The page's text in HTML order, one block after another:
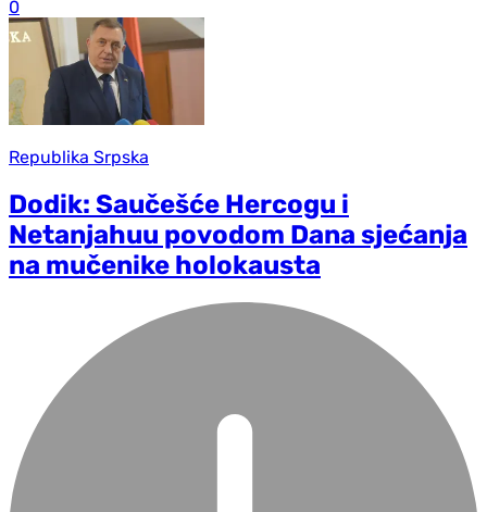
0
Republika Srpska
Dodik: Saučešće Hercogu i
Netanjahuu povodom Dana sjećanja
na mučenike holokausta